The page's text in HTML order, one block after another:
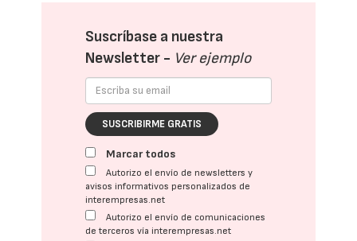
Suscríbase a nuestra
Newsletter - Ver ejemplo
SUSCRIBIRME GRATIS
Marcar todos
Autorizo el envío de newsletters y
avisos informativos personalizados de
interempresas.net
Autorizo el envío de comunicaciones
de terceros vía interempresas.net